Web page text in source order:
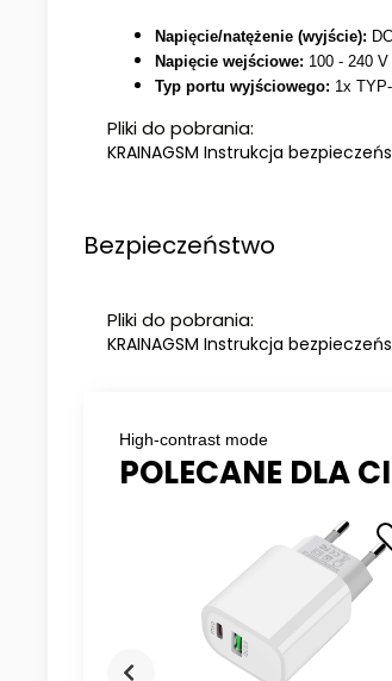
Napięcie/natężenie (wyjście):
Napięcie wejściowe: 100 - 240
Typ portu wyjściowego: 1x
Pliki do pobrania:
KRAINAGSM Instrukcja
Bezpieczeństwo
Pliki do pobrania:
KRAINAGSM Instrukcja
High-contrast mode
POLECANE DLA